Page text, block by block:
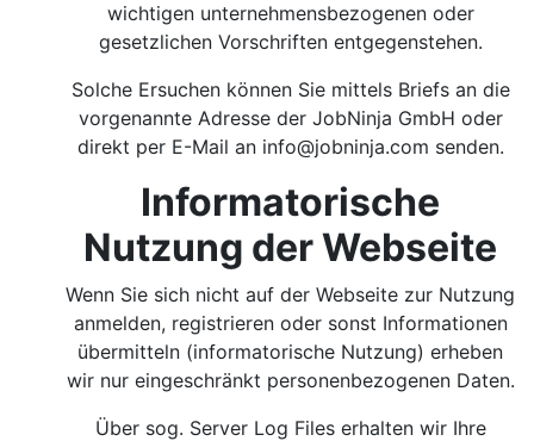
wichtigen unternehmensbezogenen oder
gesetzlichen Vorschriften entgegenstehen.
Solche Ersuchen können Sie mittels Briefs an die
vorgenannte Adresse der JobNinja GmbH oder
direkt per E-Mail an info@jobninja.com senden.
Informatorische
Nutzung der Webseite
Wenn Sie sich nicht auf der Webseite zur Nutzung
anmelden, registrieren oder sonst Informationen
übermitteln (informatorische Nutzung) erheben
wir nur eingeschränkt personenbezogenen Daten.
Über sog. Server Log Files erhalten wir Ihre